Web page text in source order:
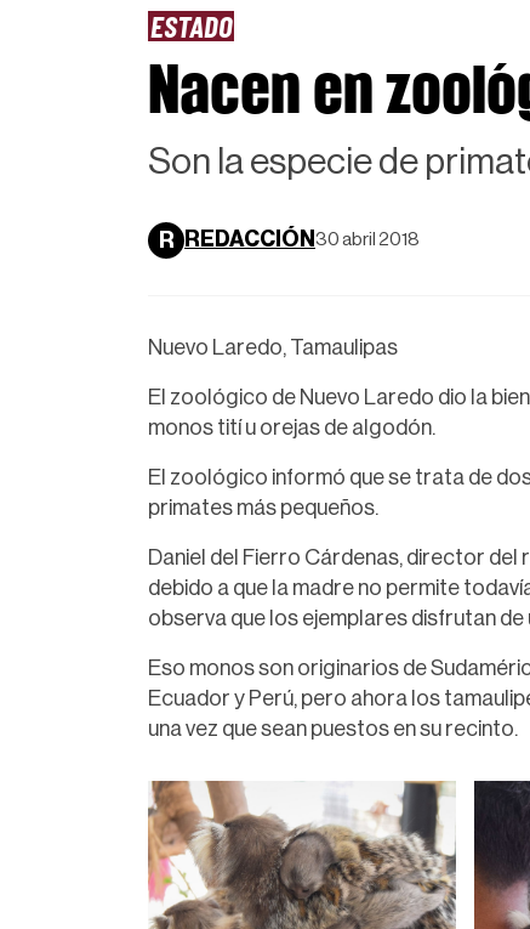
ESTADO
Nacen en
Son la especie de
R REDACCIÓN 30 abril 2018
Nuevo Laredo, Tamaulipas
El zoológico de Nuevo Laredo dio la
monos tití u orejas de algodón.
El zoológico informó que se trata de
primates más pequeños.
Daniel del Fierro Cárdenas, director del
debido a que la madre no permite
observa que los ejemplares disfrutan de
Eso monos son originarios de
Ecuador y Perú, pero ahora los
una vez que sean puestos en su recinto.